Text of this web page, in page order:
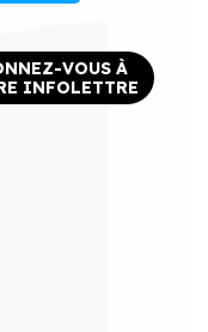
VOUS À
INFOLETTRE